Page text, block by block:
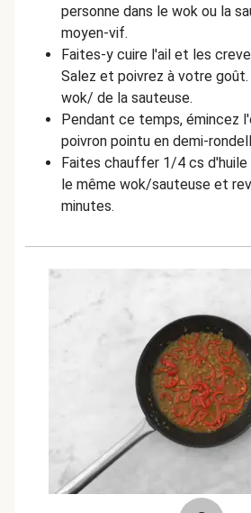
personne dans le wok ou la
moyen-vif.
Faites-y cuire l'ail et les
Salez et poivrez à votre goût.
wok/ de la sauteuse.
Pendant ce temps, émincez
poivron pointu en demi-
Faites chauffer 1/4 cs d'huile
le même wok/sauteuse et
minutes.